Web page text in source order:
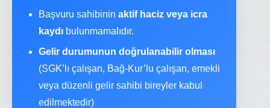
Başvuru sahibinin aktif haciz veya icra
kaydı bulunmamalıdır.
Gelir durumunun doğrulanabilir olması
(SGK’lı çalışan, Bağ-Kur’lu çalışan, emekli
veya düzenli gelir sahibi bireyler kabul
edilmektedir)